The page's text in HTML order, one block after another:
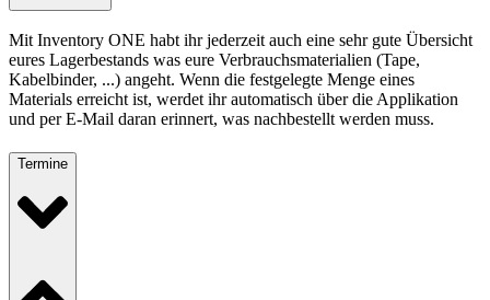
Mit Inventory ONE habt ihr jederzeit auch eine sehr gute Übersicht
eures Lagerbestands was eure Verbrauchsmaterialien (Tape,
Kabelbinder, ...) angeht. Wenn die festgelegte Menge eines
Materials erreicht ist, werdet ihr automatisch über die Applikation
und per E-Mail daran erinnert, was nachbestellt werden muss.
Termine